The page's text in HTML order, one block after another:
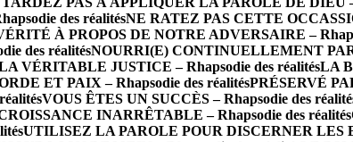
des réalitésNE RATEZ PAS CETTE
À PROPOS DE NOTRE ADVERSAIRE –
des réalitésNOURRI(E) CONTINUELLEMENT
VÉRITABLE JUSTICE – Rhapsodie des réalitésLA
ET PAIX – Rhapsodie des réalitésPRÉSERVÉ
VOUS ÊTES UN SUCCÈS – Rhapsodie des
INARRÊTABLE – Rhapsodie des réalités
UTILISEZ LA PAROLE POUR DISCERNER LES